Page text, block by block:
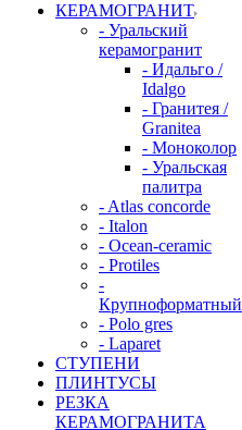
КЕРАМОГРАНИТ
- Уральский
керамогранит
- Идальго /
Idalgo
- Гранитея /
Granitea
- Моноколор
- Уральская
палитра
- Atlas concorde
- Italon
- Ocean-ceramic
- Protiles
-
Крупноформатный
- Polo gres
- Laparet
СТУПЕНИ
ПЛИНТУСЫ
РЕЗКА
КЕРАМОГРАНИТА